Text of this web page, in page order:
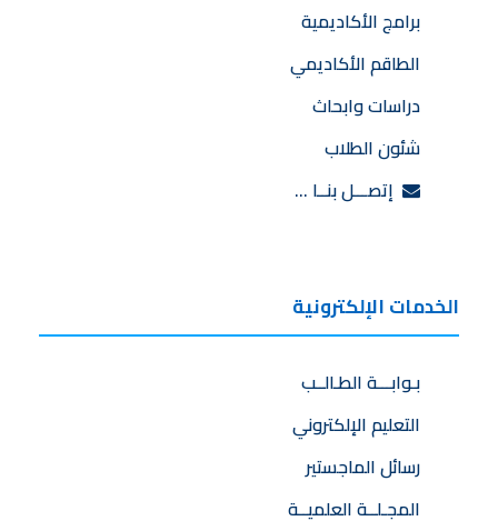
برامج الأكاديمية
الطاقم الأكاديمي
دراسات وابحاث
شئون الطلاب
إتصـــل بنــا …
الخدمات الإلكترونية
بـوابـــة الطـالــب
التعليم الإلكتروني
رسائل الماجستير
المجـلــة العلميــة